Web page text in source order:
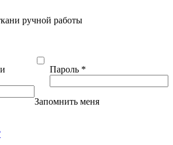
ручной работы
Пароль *Обязательно
Запомнить меня